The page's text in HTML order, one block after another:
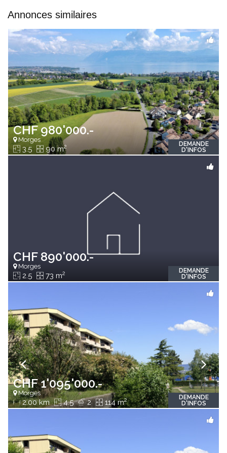
Annonces similaires
CHF 980'000.-
Morges
3.5 90 m2
DEMANDE
D'INFOS
CHF 890'000.-
Morges
2.5 73 m2
DEMANDE
D'INFOS
CHF 1'095'000.-
Morges
2.00 km 4.5 2 114 m2
DEMANDE
D'INFOS